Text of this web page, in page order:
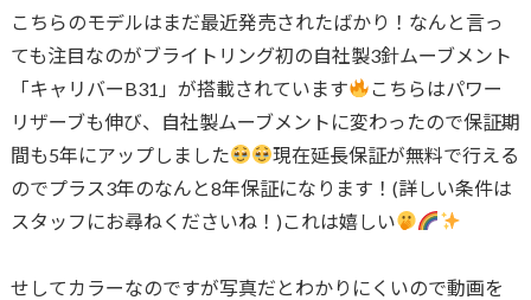
こちらのモデルはまだ最近発売されたばかり！なんと言っ
ても注目なのがブライトリング初の自社製3針ムーブメント
「キャリバーB31」が搭載されています
こちらはパワー
リザーブも伸び、自社製ムーブメントに変わったので保証期
間も5年にアップしました
現在延長保証が無料で行える
のでプラス3年のなんと8年保証になります！(詳しい条件は
スタッフにお尋ねくださいね！)これは嬉しい
せしてカラーなのですが写真だとわかりにくいので動画を